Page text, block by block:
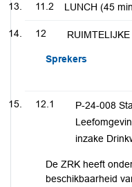
11.2 LUNCH (45
12
Sprekers
12.1
P-24-008
inzake
De ZRK heeft
beschikbaarheid